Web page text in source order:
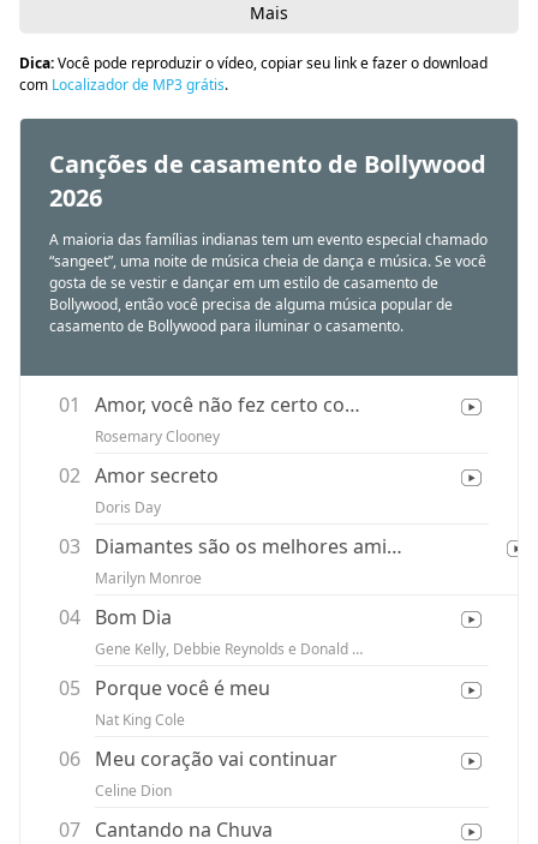
Mais
Dica:Você pode reproduzir o vídeo, copiar seu link e fazer o download
com Localizador de MP3 grátis.
Canções de casamento de Bollywood
2026
A maioria das famílias indianas tem um evento especial chamado
“sangeet”, uma noite de música cheia de dança e música. Se você
gosta de se vestir e dançar em um estilo de casamento de
Bollywood, então você precisa de alguma música popular de
casamento de Bollywood para iluminar o casamento.
01 Amor, você não fez certo comigo
Rosemary Clooney
02 Amor secreto
Doris Day
03 Diamantes são os melhores amigos de uma garota
Marilyn Monroe
04 Bom Dia
Gene Kelly, Debbie Reynolds e Donald O'Conner
05 Porque você é meu
Nat King Cole
06 Meu coração vai continuar
Celine Dion
07 Cantando na Chuva